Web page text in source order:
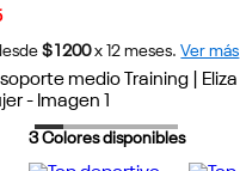
$1200 x 12 meses. Ver más
3Colores disponibles